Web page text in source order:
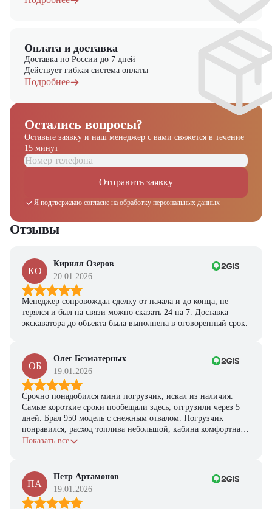
Оплата и доставка
Доставка по России до 7 дней
Действует гибкая система оплаты
Подробнее
Остались вопросы?
Оставьте заявку и наш менеджер с вами свяжется в течение
15 минут
Отправить заявку
Я подтверждаю согласие на обработку персональных данных
Отзывы
КО
Кирилл Озеров
20.01.2026
Менеджер сопровождал сделку от начала и до конца, не
терялся и был на связи можно сказать 24 на 7. Доставка
экскаватора до объекта была выполнена в оговоренный срок.
ОБ
Олег Безматерных
19.01.2026
Срочно понадобился мини погрузчик, искал из наличия.
Самые короткие сроки пообещали здесь, отгрузили через 5
дней. Брал 950 модель с снежным отвалом. Погрузчик
понравился, расход топлива небольшой, кабина комфортная,
с задачами справляется.
Показать все
ПА
Петр Артамонов
19.01.2026